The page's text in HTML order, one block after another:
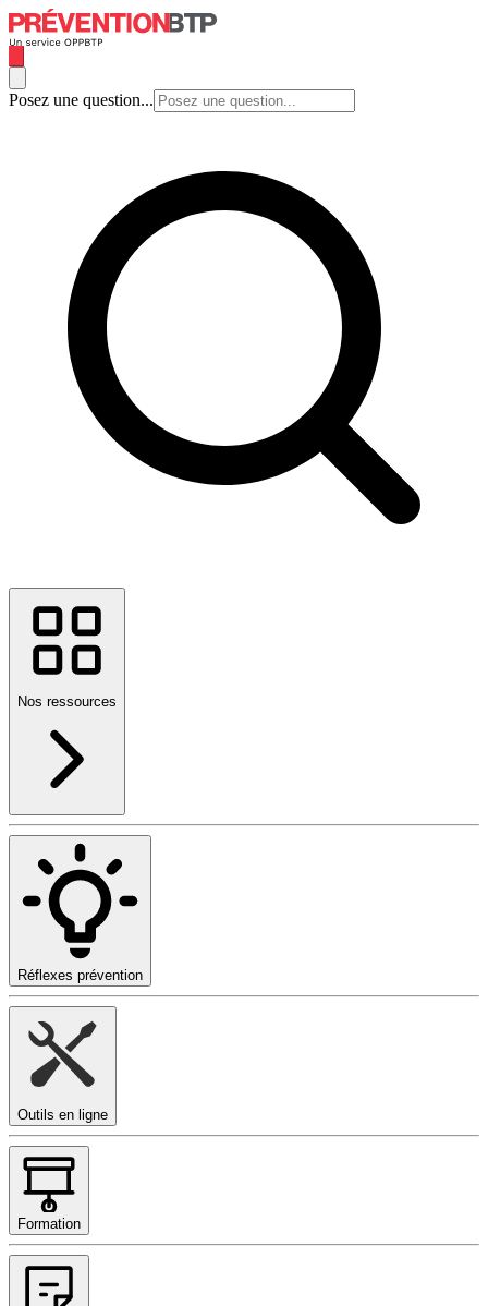
Posez une question...
Nos ressources
Réflexes prévention
Outils en ligne
Formation